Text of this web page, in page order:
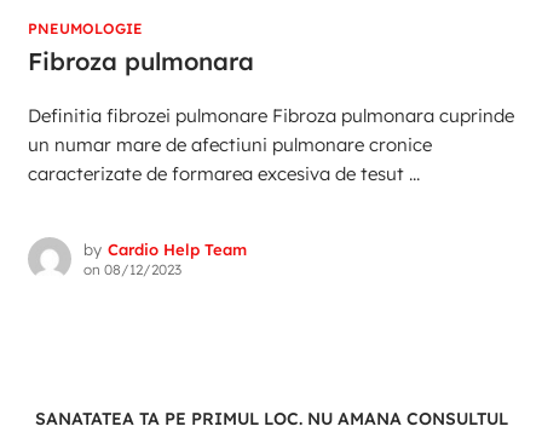
PNEUMOLOGIE
Fibroza pulmonara
Definitia fibrozei pulmonare Fibroza pulmonara cuprinde
un numar mare de afectiuni pulmonare cronice
caracterizate de formarea excesiva de tesut ...
by Cardio Help Team
on 08/12/2023
SANATATEA TA PE PRIMUL LOC. NU AMANA CONSULTUL